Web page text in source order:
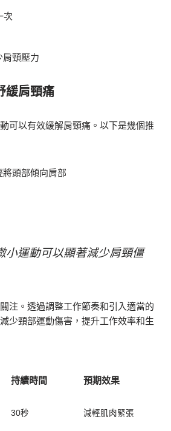
次
肩頸壓力
緩肩頸痛
可以有效緩解肩頸痛。以下是幾個推
將頭部傾向肩部
小運動可以顯著減少肩頸僵
注。透過調整工作節奏和引入適當的
少頸部運動傷害，提升工作效率和生
持續時間 預期效果
30秒 減輕肌肉緊張